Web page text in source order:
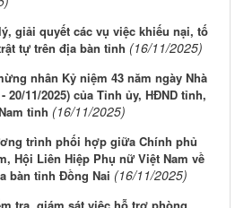
giải quyết các vụ việc khiếu nại, tố
tự trên địa bàn tỉnh (16/11/2025)
nhân Kỷ niệm 43 năm ngày Nhà
20/11/2025) của Tỉnh ủy, HĐND tỉnh,
tỉnh (16/11/2025)
trình phối hợp giữa Chính phủ
Hội Liên Hiệp Phụ nữ Việt Nam về
bàn tỉnh Đồng Nai (16/11/2025)